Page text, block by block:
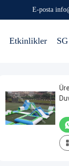
E-posta
Etkinlikler SG